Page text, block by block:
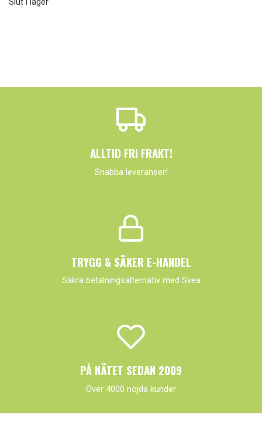
ALLTID FRI FRAKT!
Snabba leveranser!
TRYGG & SÄKER E-HANDEL
Säkra betalningsalternativ med Svea
PÅ NÄTET SEDAN 2009
Över 4000 nöjda kunder